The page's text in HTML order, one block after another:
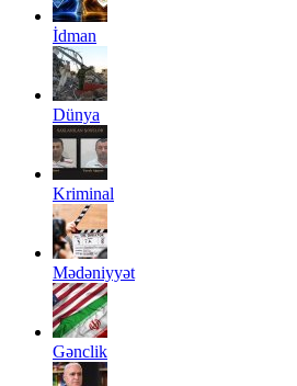
İdman
Dünya
Kriminal
Mədəniyyət
Gənclik